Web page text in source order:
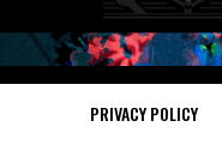
PRIVACY POLICY